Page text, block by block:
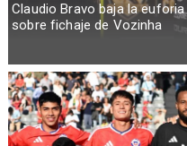
Claudio Bravo baja la euforia
sobre fichaje de Vozinha